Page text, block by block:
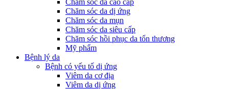
Chăm sóc da dị ứng
Chăm sóc da mụn
Chăm sóc da siêu cấp
Chăm sóc hồi phục da tổn thương
Mỹ phẩm
Bệnh lý da
Bệnh có yếu tố dị ứng
Viêm da cơ địa
Viêm da dị ứng